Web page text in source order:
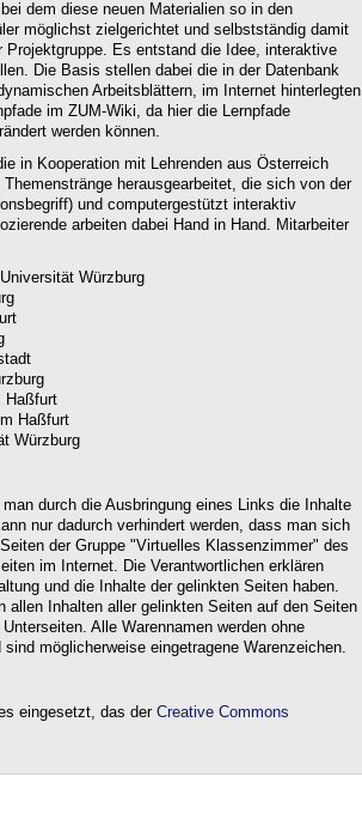
dem diese neuen Materialien so in den
möglichst zielgerichtet und selbstständig damit
Es entstand die Idee, interaktive
Die Basis stellen dabei die in der Datenbank
Arbeitsblättern, im Internet hinterlegten
im ZUM-Wiki, da hier die Lernpfade
werden können.
in Kooperation mit Lehrenden aus Österreich
herausgearbeitet, die sich von der
und computergestützt interaktiv
arbeiten dabei Hand in Hand. Mitarbeiter
Würzburg
Haßfurt
Haßfurt
Würzburg
durch die Ausbringung eines Links die Inhalte
nur dadurch verhindert werden, dass man sich
der Gruppe "Virtuelles Klassenzimmer" des
im Internet. Die Verantwortlichen erklären
und die Inhalte der gelinkten Seiten haben.
Inhalten aller gelinkten Seiten auf den Seiten
Alle Warennamen werden ohne
möglicherweise eingetragene Warenzeichen.
eingesetzt, das der Creative Commons